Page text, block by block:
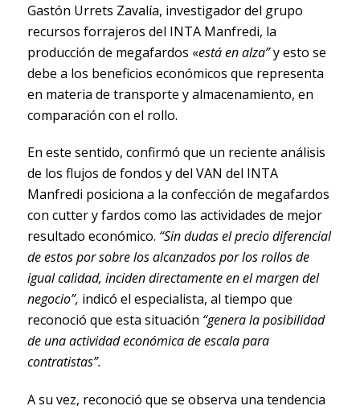
Gastón Urrets Zavalía, investigador del grupo
recursos forrajeros del INTA Manfredi, la
producción de megafardos «está en alza”y esto se
debe a los beneficios económicos que representa
en materia de transporte y almacenamiento, en
comparación con el rollo.
En este sentido, confirmó que un reciente análisis
de los flujos de fondos y del VAN del INTA
Manfredi posiciona a la confección de megafardos
con cutter y fardos como las actividades de mejor
resultado económico. “Sin dudas el precio diferencial
de estos por sobre los alcanzados por los rollos de
igual calidad, inciden directamente en el margen del
negocio”, indicó el especialista, al tiempo que
reconoció que esta situación “genera la posibilidad
de una actividad económica de escala para
contratistas”.
A su vez, reconoció que se observa una tendencia